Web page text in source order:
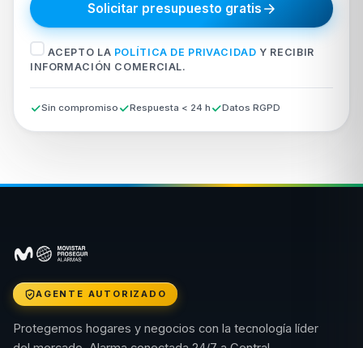
Solicitar presupuesto gratis
ACEPTO LA POLÍTICA DE PRIVACIDAD Y RECIBIR
INFORMACIÓN COMERCIAL.
Sin compromiso Respuesta < 24 h Datos RGPD
AGENTE AUTORIZADO
Protegemos hogares y negocios con la tecnología líder